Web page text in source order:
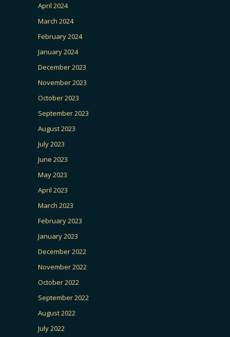
April 2024
March 2024
February 2024
January 2024
December 2023
November 2023
October 2023
September 2023
August 2023
July 2023
June 2023
May 2023
April 2023
March 2023
February 2023
January 2023
December 2022
November 2022
October 2022
September 2022
August 2022
July 2022